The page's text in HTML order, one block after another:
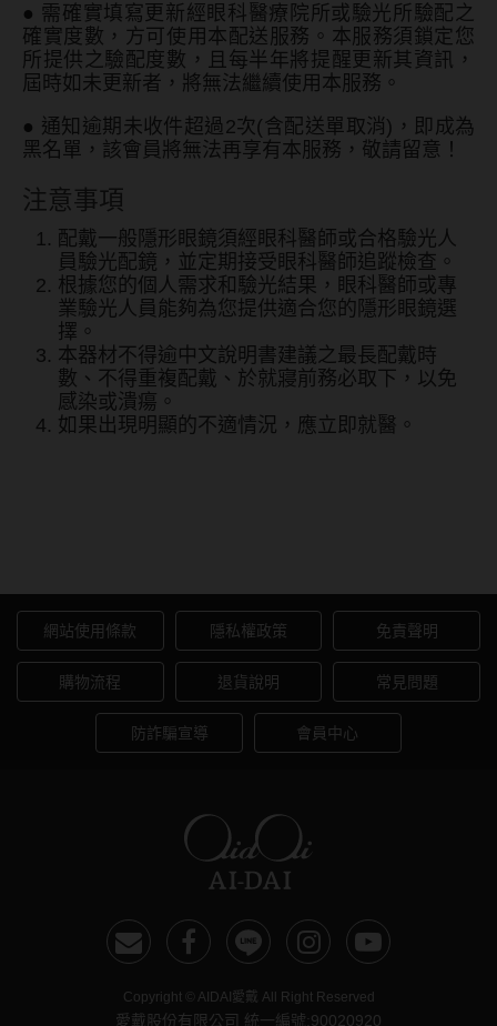
韓國隱眼品牌
CLB Color波斯霓彩
CalmeD'or曦迪
IDIFF
LENSME
oddI's
藥水保養液
隱形眼鏡藥水保養液
泡沫洗鏡液
● 需確實填寫更新經眼科醫療院所或驗光所驗配之
確實度數，方可使用本配送服務。本服務須鎖定您
所提供之驗配度數，且每半年將提醒更新其資訊，
屆時如未更新者，將無法繼續使用本服務。
● 通知逾期未收件超過2次(含配送單取消)，即成為
黑名單，該會員將無法再享有本服務，敬請留意！
注意事項
配戴一般隱形眼鏡須經眼科醫師或合格驗光人
員驗光配鏡，並定期接受眼科醫師追蹤檢查。
根據您的個人需求和驗光結果，眼科醫師或專
業驗光人員能夠為您提供適合您的隱形眼鏡選
擇。
本器材不得逾中文說明書建議之最長配戴時
數、不得重複配戴、於就寢前務必取下，以免
感染或潰瘍。
如果出現明顯的不適情況，應立即就醫。
網站使用條款 隱私權政策 免責聲明
購物流程 退貨說明 常見問題
防詐騙宣導 會員中心
Copyright © AIDAI愛戴 All Right Reserved
愛戴股份有限公司 統一編號:90020920